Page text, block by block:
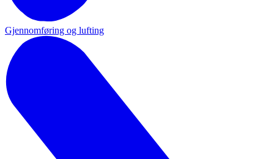
Gjennomføring og lufting